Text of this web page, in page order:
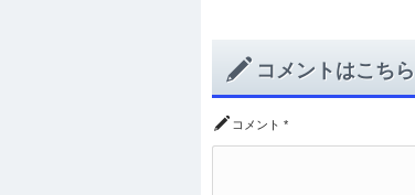
コメントはこちら
コメント *